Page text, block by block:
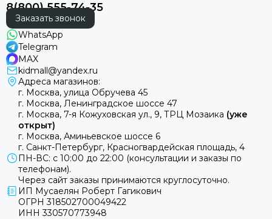
8(800) 555-74-35
Заказать звонок
WhatsApp
Telegram
MAX
kidmall@yandex.ru
Адреса магазинов:
г. Москва, улица Обручева 45
г. Москва, Ленинградское шоссе 47
г. Москва, 7-я Кожуховская ул., 9, ТРЦ Мозаика (уже
открыт)
г. Москва, Аминьевское шоссе 6
г. Санкт-Петербург, Красногвардейская площадь, 4
ПН-ВС: с 10:00 до 22:00 (консультации и заказы по
телефонам).
Через сайт заказы принимаются круглосуточно.
ИП Мусаелян Роберт Гагикович
ОГРН 318502700049422
ИНН 330570773948